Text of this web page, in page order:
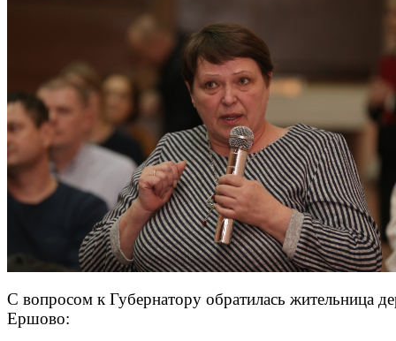
С вопросом к Губернатору обратилась жительница
Ершово: